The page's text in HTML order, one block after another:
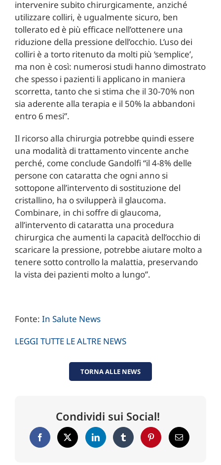
intervenire subito chirurgicamente, anziché
utilizzare colliri, è ugualmente sicuro, ben
tollerato ed è più efficace nell’ottenere una
riduzione della pressione dell’occhio. L’uso dei
colliri è a torto ritenuto da molti più ‘semplice’,
ma non è così: numerosi studi hanno dimostrato
che spesso i pazienti li applicano in maniera
scorretta, tanto che si stima che il 30-70% non
sia aderente alla terapia e il 50% la abbandoni
entro 6 mesi”.
Il ricorso alla chirurgia potrebbe quindi essere
una modalità di trattamento vincente anche
perché, come conclude Gandolfi “il 4-8% delle
persone con cataratta che ogni anno si
sottopone all’intervento di sostituzione del
cristallino, ha o svilupperà il glaucoma.
Combinare, in chi soffre di glaucoma,
all’intervento di cataratta una procedura
chirurgica che aumenti la capacità dell’occhio di
scaricare la pressione, potrebbe aiutare molto a
tenere sotto controllo la malattia, preservando
la vista dei pazienti molto a lungo”.
Fonte: In Salute News
LEGGI TUTTE LE ALTRE NEWS
TORNA ALLE NEWS
Condividi sui Social!